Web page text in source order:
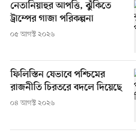
নেতানিয়াহুর আপত্তি, ঝুঁকিতে
ট্রাম্পের গাজা পরিকল্পনা
০৫ আগস্ট ২০২৬
ফিলিস্তিন যেভাবে পশ্চিমের
রাজনীতি চিরতরে বদলে দিয়েছে
০৪ আগস্ট ২০২৬